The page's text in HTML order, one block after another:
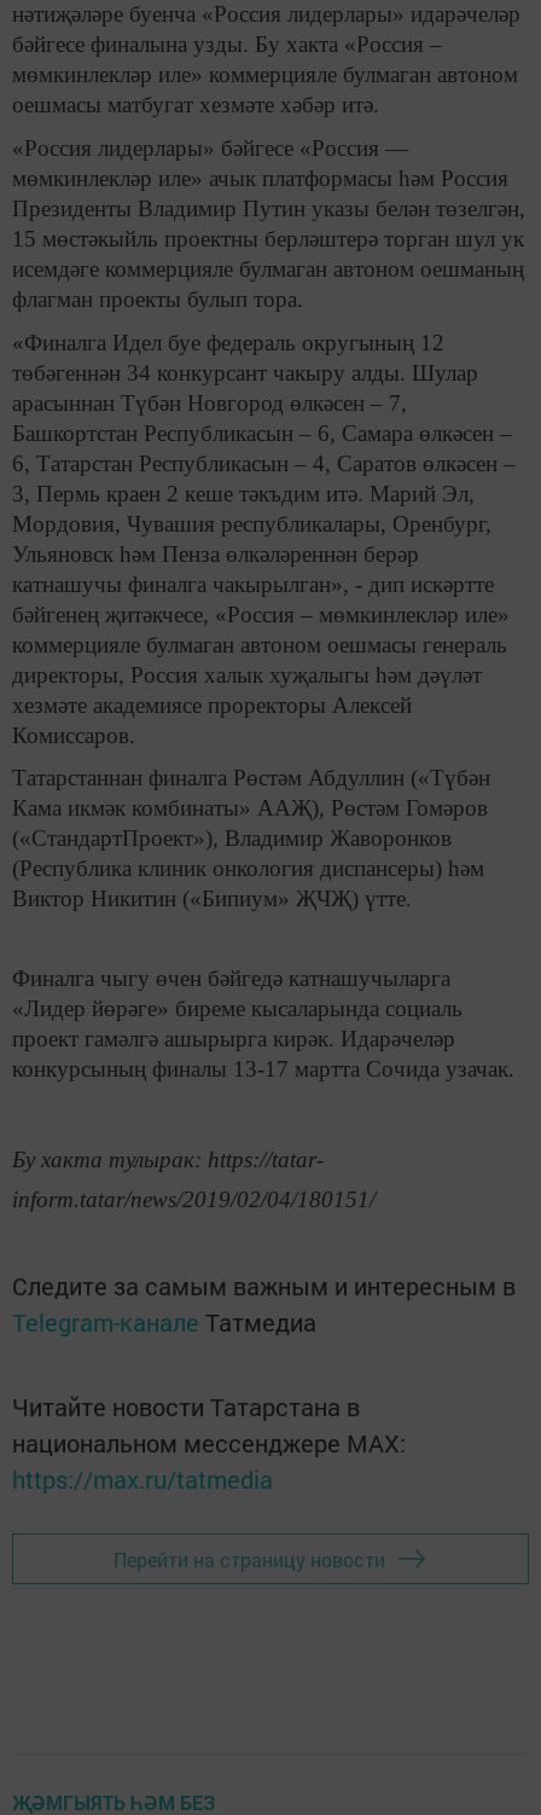
нәтиҗәләре буенча «Россия лидерлары» идарәчеләр
бәйгесе финалына узды. Бу хакта «Россия –
мөмкинлекләр иле» коммерцияле булмаган автоном
оешмасы матбугат хезмәте хәбәр итә.
«Россия лидерлары» бәйгесе «Россия —
мөмкинлекләр иле» ачык платформасы һәм Россия
Президенты Владимир Путин указы белән төзелгән,
15 мөстәкыйль проектны берләштерә торган шул ук
исемдәге коммерцияле булмаган автоном оешманың
флагман проекты булып тора.
«Финалга Идел буе федераль округының 12
төбәгеннән 34 конкурсант чакыру алды. Шулар
арасыннан Түбән Новгород өлкәсен – 7,
Башкортстан Республикасын – 6, Самара өлкәсен –
6, Татарстан Республикасын – 4, Саратов өлкәсен –
3, Пермь краен 2 кеше тәкъдим итә. Марий Эл,
Мордовия, Чувашия республикалары, Оренбург,
Ульяновск һәм Пенза өлкәләреннән берәр
катнашучы финалга чакырылган», - дип искәртте
бәйгенең җитәкчесе, «Россия – мөмкинлекләр иле»
коммерцияле булмаган автоном оешмасы генераль
директоры, Россия халык хуҗалыгы һәм дәүләт
хезмәте академиясе проректоры Алексей
Комиссаров.
Татарстаннан финалга Рөстәм Абдуллин («Түбән
Кама икмәк комбинаты» ААҖ), Рөстәм Гомәров
(«СтандартПроект»), Владимир Жаворонков
(Республика клиник онкология диспансеры) һәм
Виктор Никитин («Бипиум» ҖЧҖ) үтте.
Финалга чыгу өчен бәйгедә катнашучыларга
«Лидер йөрәге» биреме кысаларында социаль
проект гамәлгә ашырырга кирәк. Идарәчеләр
конкурсының финалы 13-17 мартта Сочида узачак.
Бу хакта тулырак: https://tatar-
inform.tatar/news/2019/02/04/180151/
Следите за самым важным и интересным в
Telegram-канале Татмедиа
Читайте новости Татарстана в
национальном мессенджере MАХ:
https://max.ru/tatmedia
Перейти на страницу новости
ҖӘМГЫЯТЬ ҺӘМ БЕЗ